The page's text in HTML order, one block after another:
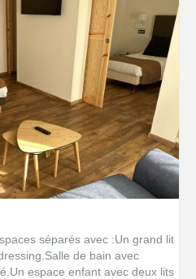
séparés avec :Un grand lit
de bain avec
espace enfant avec deux lits